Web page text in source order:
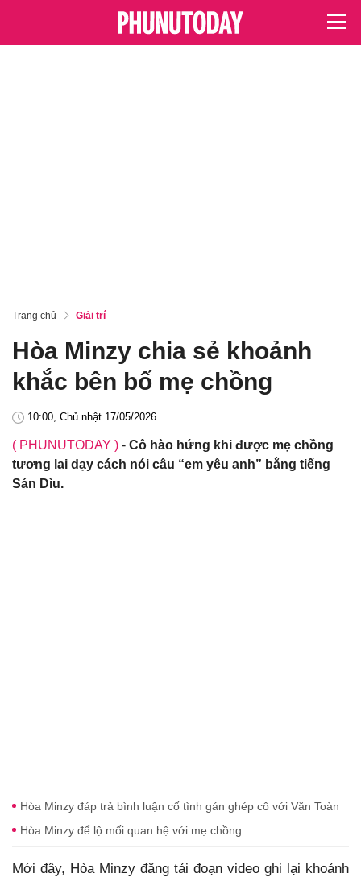
Trang chủ Giải trí
Hòa Minzy chia sẻ khoảnh
khắc bên bố mẹ chồng
10:00, Chủ nhật 17/05/2026
( PHUNUTODAY ) - Cô hào hứng khi được mẹ chồng
tương lai dạy cách nói câu “em yêu anh” bằng tiếng
Sán Dìu.
Hòa Minzy đáp trả bình luận cố tình gán ghép cô với Văn Toàn
Hòa Minzy để lộ mối quan hệ với mẹ chồng
Mới đây, Hòa Minzy đăng tải đoạn video ghi lại khoảnh